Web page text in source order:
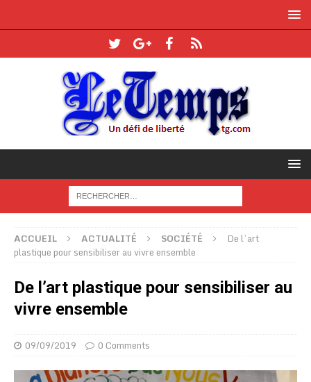
ACCUEIL ACTUALITÉ SOCIÉTÉ
De l’art
plastique pour sensibiliser au vivre ensemble
De l’art plastique pour sensibiliser au
vivre ensemble
09/09/2019 0 Comments